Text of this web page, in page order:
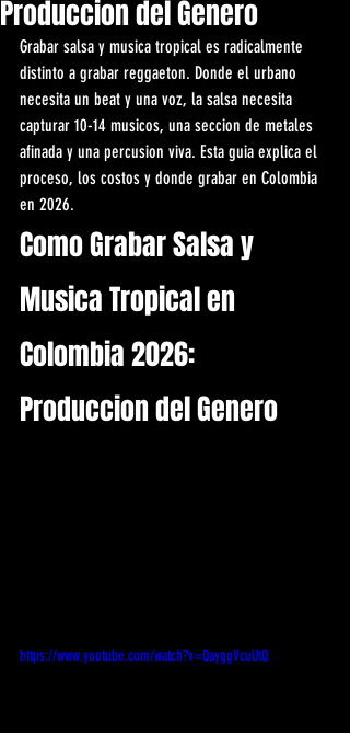
Produccion del Genero
Grabar salsa y musica tropical es radicalmente
distinto a grabar reggaeton. Donde el urbano
necesita un beat y una voz, la salsa necesita
capturar 10-14 musicos, una seccion de metales
afinada y una percusion viva. Esta guia explica el
proceso, los costos y donde grabar en Colombia
en 2026.
Como Grabar Salsa y
Musica Tropical en
Colombia 2026:
Produccion del Genero
https://www.youtube.com/watch?v=QayggVcuUtQ